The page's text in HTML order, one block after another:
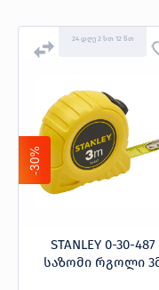
24 დღე 2 სთ 12 წთ
-30%
STANLEY 0-30-487
საზომი რგოლი